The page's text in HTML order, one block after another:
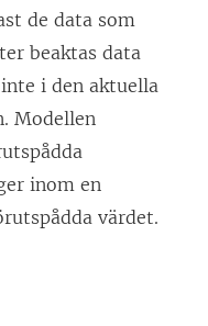
de data som
beaktas data
i den aktuella
Modellen
inom en
värdet.